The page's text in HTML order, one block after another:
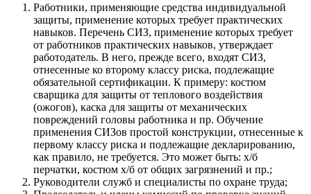
Работники, применяющие средства индивидуальной
защиты, применение которых требует практических
навыков. Перечень СИЗ, применение которых требует
от работников практических навыков, утверждает
работодатель. В него, прежде всего, входят СИЗ,
отнесенные ко второму классу риска, подлежащие
обязательной сертификации. К примеру: костюм
сварщика для защиты от теплового воздействия
(ожогов), каска для защиты от механических
повреждений головы работника и пр. Обучение
применения СИЗов простой конструкции, отнесенные к
первому классу риска и подлежащие декларированию,
как правило, не требуется. Это может быть: х/б
перчатки, костюм х/б от общих загрязнений и пр.;
Руководители служб и специалисты по охране труда;